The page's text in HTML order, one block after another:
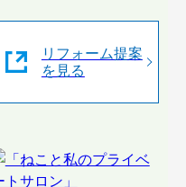
リフォーム提案
を見る